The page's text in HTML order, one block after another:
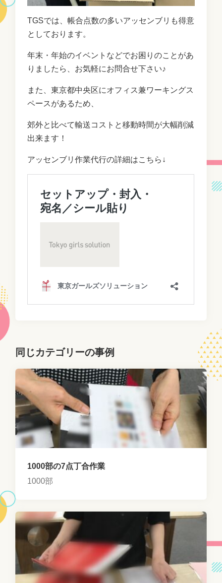
TGSでは、帳合点数の多いアッセンブリも得意
としております。
年末・年始のイベントなどでお困りのことがあ
りましたら、お気軽にお問合せ下さい♪
また、東京都中央区にオフィス兼ワーキングス
ペースがあるため、
郊外と比べて輸送コストと移動時間が大幅削減
出来ます！
アッセンブリ作業代行の詳細はこちら↓
同じカテゴリーの事例
1000部の7点丁合作業
1000部